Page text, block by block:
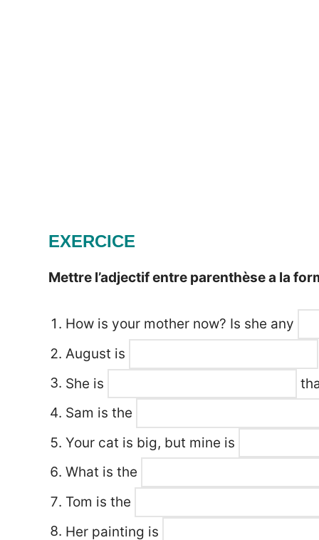
EXERCICE
Mettre l’adjectif entre parenthèse a la
How is your mother now? Is she any
August is
She is
Sam is the
Your cat is big, but mine is
What is the
Tom is the
Her painting is